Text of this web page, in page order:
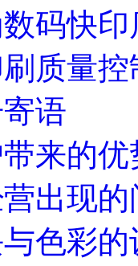
码快
质量控
语
来的优
出现
色彩